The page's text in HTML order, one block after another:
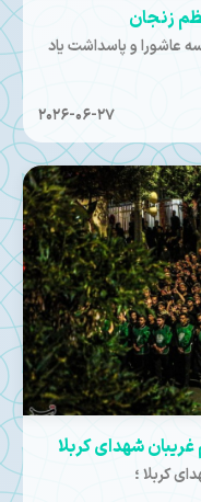
زنجان
عاشورا و پاسداشت یاد
2026-06-27
شهدای کربلا
کربلا ؛